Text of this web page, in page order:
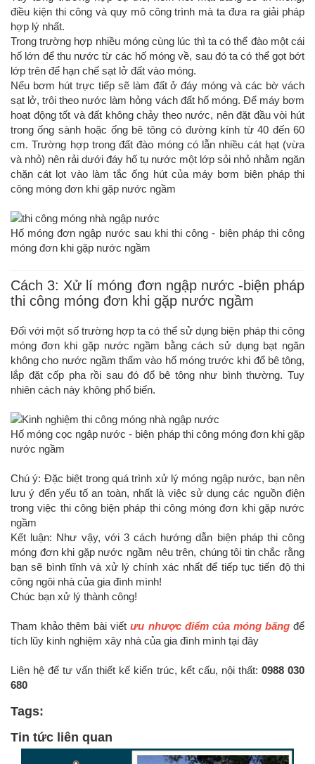
điều kiện thi công và quy mô công trình mà ta đưa ra giải pháp
hợp lý nhất.
Trong trường hợp nhiều móng cùng lúc thì ta có thể đào một cái
hố lớn để thu nước từ các hố móng về, sau đó ta có thể gọt bớt
lớp trên để hạn chế sạt lở đất vào móng.
Nếu bơm hút trực tiếp sẽ làm đất ở đáy móng và các bờ vách
sạt lở, trôi theo nước làm hỏng vách đất hố móng. Để máy bơm
hoạt động tốt và đất không chảy theo nước, nên đặt đầu vòi hút
trong ống sành hoặc ống bê tông có đường kính từ 40 đến 60
cm. Trường hợp trong đất đào móng có lẫn nhiều cát hạt (vừa
và nhỏ) nên rải dưới đáy hố tụ nước một lớp sỏi nhỏ nhằm ngăn
chặn cát lọt vào làm tắc ống hút của máy bơm biện pháp thi
công móng đơn khi gặp nước ngầm
Hố móng đơn ngập nước sau khi thi công - biện pháp thi công
móng đơn khi gặp nước ngầm
Cách 3: Xử lí móng đơn ngập nước -biện pháp
thi công móng đơn khi gặp nước ngầm
Đối với một số trường hợp ta có thể sử dụng biện pháp thi công
móng đơn khi gặp nước ngầm bằng cách sử dụng bạt ngăn
không cho nước ngầm thấm vào hố móng trước khi đổ bê tông,
lắp đặt cốp pha rồi sau đó đổ bê tông như bình thường. Tuy
nhiên cách này không phổ biến.
Hố móng cọc ngập nước - biện pháp thi công móng đơn khi gặp
nước ngầm
Chú ý: Đặc biệt trong quá trình xử lý móng ngập nước, bạn nên
lưu ý đến yếu tố an toàn, nhất là việc sử dụng các nguồn điện
trong việc thi công biện pháp thi công móng đơn khi gặp nước
ngầm
Kết luận: Như vậy, với 3 cách hướng dẫn biện pháp thi công
móng đơn khi gặp nước ngầm nêu trên, chúng tôi tin chắc rằng
bạn sẽ bình tĩnh và xử lý chính xác nhất để tiếp tục tiến độ thi
công ngôi nhà của gia đình mình!
Chúc bạn xử lý thành công!
Tham khảo thêm bài viếtưu nhược điểm của móng băngđể
tích lũy kinh nghiệm xây nhà của gia đình mình tại đây
Liên hệ để tư vấn thiết kế kiến trúc, kết cấu, nội thất: 0988 030
680
Tags:
Tin tức liên quan